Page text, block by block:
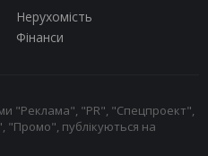
Нерухомість
Фінанси
"Реклама", "PR", "Спецпроект",
"Промо", публікуються на